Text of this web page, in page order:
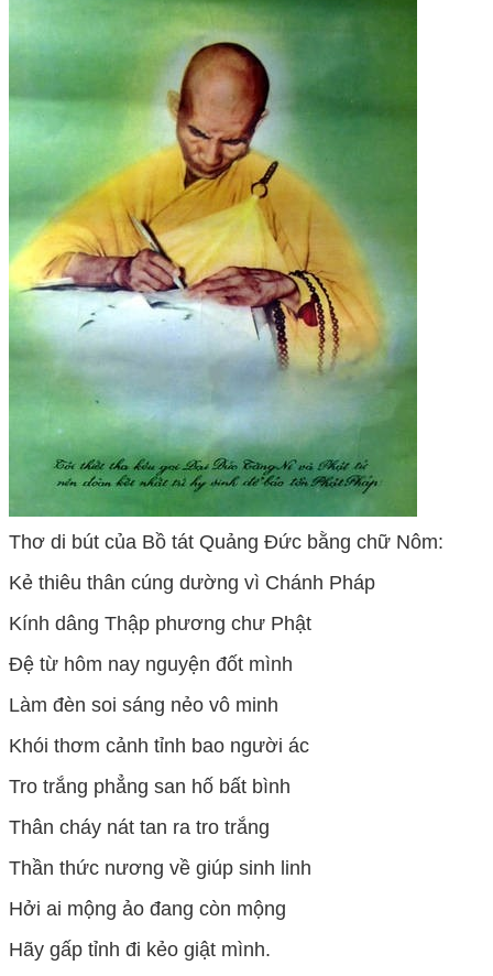
Thơ di bút của Bồ tát Quảng Đức bằng chữ Nôm:
Kẻ thiêu thân cúng dường vì Chánh Pháp
Kính dâng Thập phương chư Phật
Đệ từ hôm nay nguyện đốt mình
Làm đèn soi sáng nẻo vô minh
Khói thơm cảnh tỉnh bao người ác
Tro trắng phẳng san hố bất bình
Thân cháy nát tan ra tro trắng
Thần thức nương về giúp sinh linh
Hởi ai mộng ảo đang còn mộng
Hãy gấp tỉnh đi kẻo giật mình.